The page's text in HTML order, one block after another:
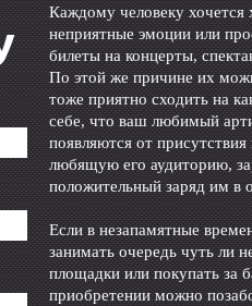
Каждому человеку хочется
неприятные эмоции или
билеты на концерты,
По этой же причине их
тоже приятно сходить на
себе, что ваш любимый
появляются от
любящую его аудиторию,
положительный заряд им в
Если в незапамятные
занимать очередь чуть ли
площадки или покупать за
приобретении можно